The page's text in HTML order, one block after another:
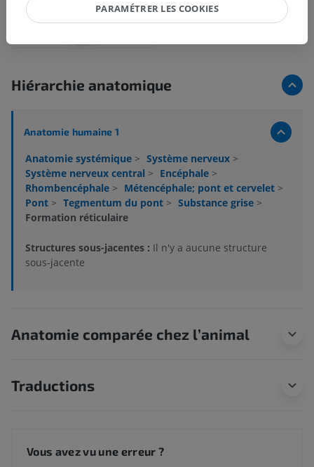
Hiérarchie anatomique
Anatomie humaine 1
Anatomie systémique > Système nerveux >
Système nerveux central > Encéphale >
Rhombencéphale > Métencéphale; pont et cervelet >
Pont > Tegmentum du pont > Substance grise >
Formation réticulaire
Structures sous-jacentes : Il n'y a aucune structure
sous-jacente
Anatomie comparée chez l’animal
Traductions
Vous avez vu une erreur ?
PARAMÉTRER LES COOKIES